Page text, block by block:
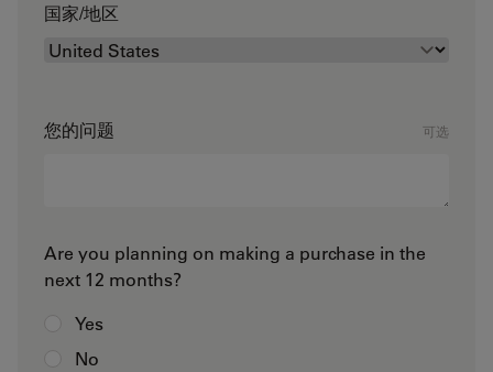
国家/地区
您的问题 可选
Are you planning on making a purchase in the
next 12 months?
Yes
No